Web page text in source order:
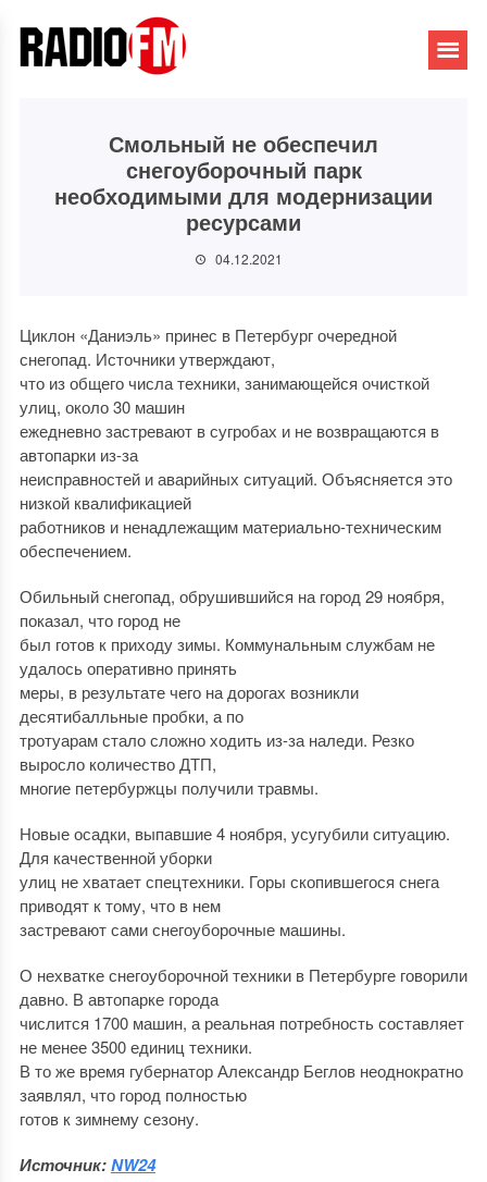
Смольный не обеспечил
снегоуборочный парк
необходимыми для модернизации
ресурсами
04.12.2021
Циклон «Даниэль» принес в Петербург очередной
снегопад. Источники утверждают,
что из общего числа техники, занимающейся очисткой
улиц, около 30 машин
ежедневно застревают в сугробах и не возвращаются в
автопарки из-за
неисправностей и аварийных ситуаций. Объясняется это
низкой квалификацией
работников и ненадлежащим материально-техническим
обеспечением.
Обильный снегопад, обрушившийся на город 29 ноября,
показал, что город не
был готов к приходу зимы. Коммунальным службам не
удалось оперативно принять
меры, в результате чего на дорогах возникли
десятибалльные пробки, а по
тротуарам стало сложно ходить из-за наледи. Резко
выросло количество ДТП,
многие петербуржцы получили травмы.
Новые осадки, выпавшие 4 ноября, усугубили ситуацию.
Для качественной уборки
улиц не хватает спецтехники. Горы скопившегося снега
приводят к тому, что в нем
застревают сами снегоуборочные машины.
О нехватке снегоуборочной техники в Петербурге говорили
давно. В автопарке города
числится 1700 машин, а реальная потребность составляет
не менее 3500 единиц техники.
В то же время губернатор Александр Беглов неоднократно
заявлял, что город полностью
готов к зимнему сезону.
Источник:NW24